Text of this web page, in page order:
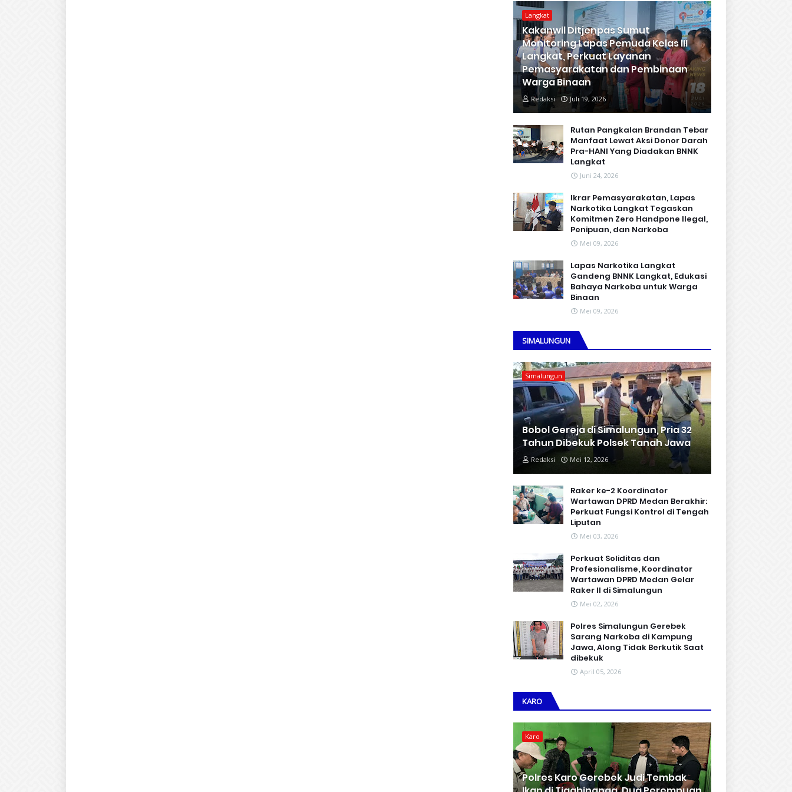
Langkat
Kakanwil Ditjenpas Sumut
Monitoring Lapas Pemuda Kelas III
Langkat, Perkuat Layanan
Pemasyarakatan dan Pembinaan
Warga Binaan
Redaksi Juli 19, 2026
Rutan Pangkalan Brandan Tebar
Manfaat Lewat Aksi Donor Darah
Pra-HANI Yang Diadakan BNNK
Langkat
Juni 24, 2026
Ikrar Pemasyarakatan, Lapas
Narkotika Langkat Tegaskan
Komitmen Zero Handpone llegal,
Penipuan, dan Narkoba
Mei 09, 2026
Lapas Narkotika Langkat
Gandeng BNNK Langkat, Edukasi
Bahaya Narkoba untuk Warga
Binaan
Mei 09, 2026
SIMALUNGUN
Simalungun
Bobol Gereja di Simalungun, Pria 32
Tahun Dibekuk Polsek Tanah Jawa
Redaksi Mei 12, 2026
Raker ke-2 Koordinator
Wartawan DPRD Medan Berakhir:
Perkuat Fungsi Kontrol di Tengah
Liputan
Mei 03, 2026
Perkuat Soliditas dan
Profesionalisme, Koordinator
Wartawan DPRD Medan Gelar
Raker II di Simalungun
Mei 02, 2026
Polres Simalungun Gerebek
Sarang Narkoba di Kampung
Jawa, Along Tidak Berkutik Saat
dibekuk
April 05, 2026
KARO
Karo
Polres Karo Gerebek Judi Tembak